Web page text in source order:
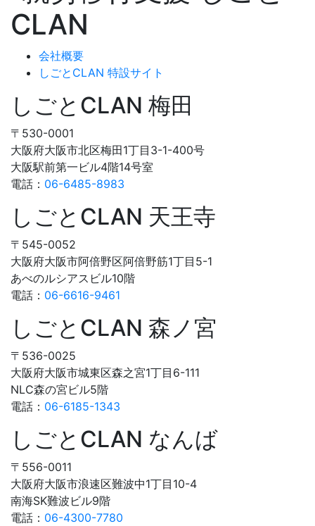
会社概要
しごとCLAN 特設サイト
しごとCLAN 梅田
〒530-0001
大阪府大阪市北区梅田1丁目3-1-400号
大阪駅前第一ビル4階14号室
電話： 06-6485-8983
しごとCLAN 天王寺
〒545-0052
大阪府大阪市阿倍野区阿倍野筋1丁目5-1
あべのルシアスビル10階
電話： 06-6616-9461
しごとCLAN 森ノ宮
〒536-0025
大阪府大阪市城東区森之宮1丁目6-111
NLC森の宮ビル5階
電話： 06-6185-1343
しごとCLAN なんば
〒556-0011
大阪府大阪市浪速区難波中1丁目10-4
南海SK難波ビル9階
電話： 06-4300-7780